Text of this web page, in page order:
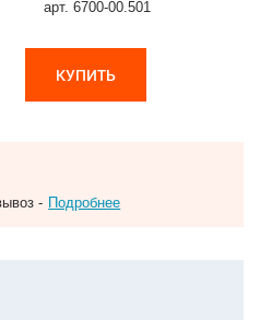
арт. 6700-00.501
КУПИТЬ
- Подробнее